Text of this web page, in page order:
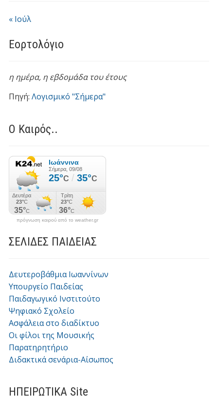
« Ιούλ
Εορτολόγιο
η ημέρα, η εβδομάδα του έτους
Πηγή: Λογισμικό "Σήμερα"
Ο Καιρός..
πρόγνωση καιρού από το weather.gr
ΣΕΛΙΔΕΣ ΠΑΙΔΕΙΑΣ
Δευτεροβάθμια Ιωαννίνων
Υπουργείο Παιδείας
Παιδαγωγικό Ινστιτούτο
Ψηφιακό Σχολείο
Ασφάλεια στο διαδίκτυο
Οι φίλοι της Μουσικής
Παρατηρητήριο
Διδακτικά σενάρια-Αίσωπος
ΗΠΕΙΡΩΤΙΚΑ Site